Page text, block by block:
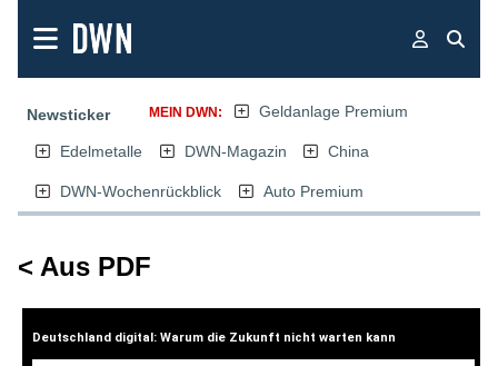
Newsticker MEIN DWN: Geldanlage Premium
Edelmetalle DWN-Magazin China
DWN-Wochenrückblick Auto Premium
< Aus PDF
Deutschland digital: Warum die Zukunft nicht warten kann